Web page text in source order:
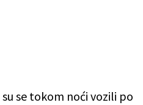
se tokom noći vozili po